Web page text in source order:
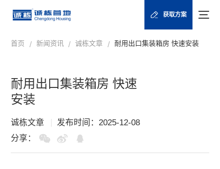
获取方案
首页 / 新闻资讯 / 诚栋文章 / 耐用出口集装箱房 快速安装
耐用出口集装箱房 快速
安装
诚栋文章
发布时间：2025-12-08
分享：